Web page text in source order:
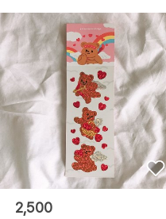
2,500